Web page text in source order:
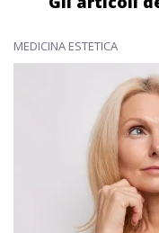
MEDICINA ESTETICA